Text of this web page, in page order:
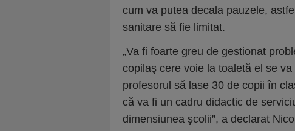
cum va putea decala pauzele,
sanitare să fie limitat.
„Va fi foarte greu de gestionat
copilaş cere voie la toaletă el se
profesorul să lase 30 de copii în
că va fi un cadru didactic de
dimensiunea şcolii”, a declarat